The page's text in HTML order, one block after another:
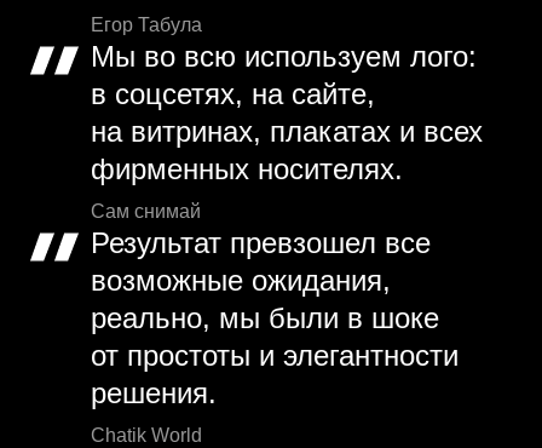
Егор Табула
Мы во всю используем лого:
в соцсетях, на сайте,
на витринах, плакатах и всех
фирменных носителях.
Сам снимай
Результат превзошел все
возможные ожидания,
реально, мы были в шоке
от простоты и элегантности
решения.
Chatik World